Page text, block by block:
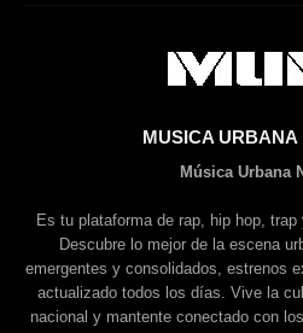
MUSICA
Música Urbana
Es tu plataforma de rap, hip hop,
Descubre lo mejor de la escena
emergentes y consolidados, estrenos
actualizado todos los días. Vive la
nacional y mantente conectado con